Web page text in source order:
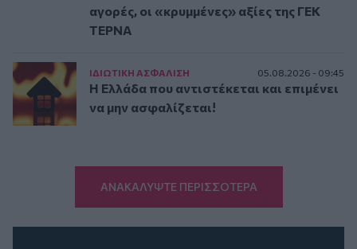
αγορές, οι «κρυμμένες» αξίες της ΓΕΚ
ΤΕΡΝΑ
ΙΔΙΩΤΙΚΗ ΑΣΦAΛΙΣΗ 05.08.2026 - 09:45
Η Ελλάδα που αντιστέκεται και επιμένει
να μην ασφαλίζεται!
ΑΝΑΚΑΛΥΨΤΕ ΠΕΡΙΣΣΟΤΕΡΑ